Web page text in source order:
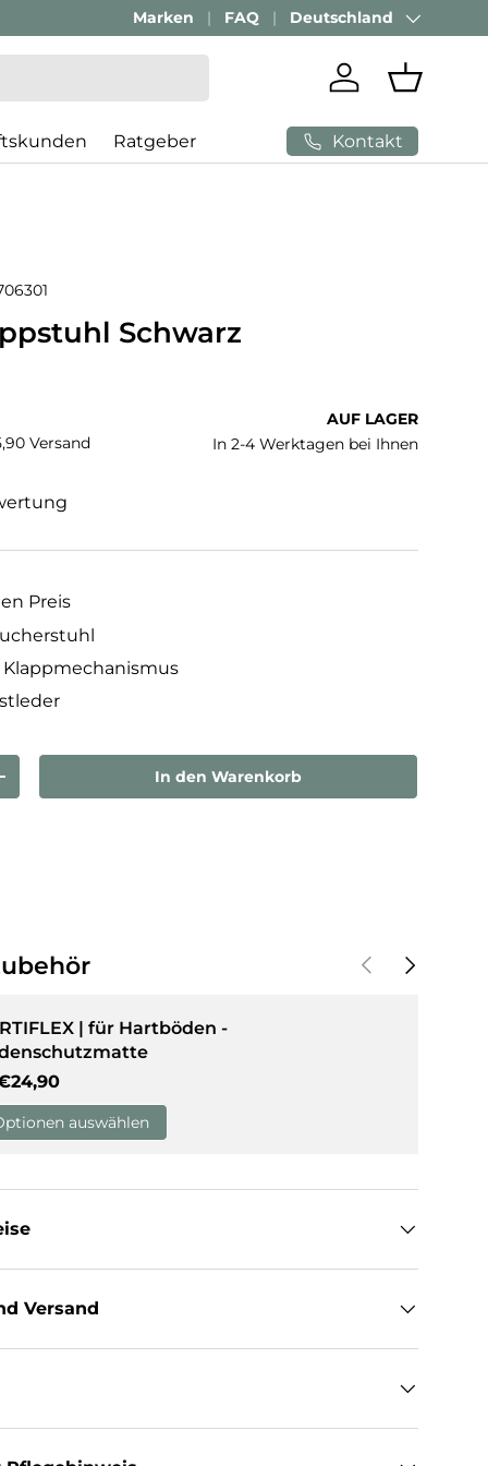
Passenden Bürostuhl finden mitAI-Beratung
Marken FAQ Land/Region
Deutschland
Einloggen
Ratgeber Kontakt
Schwarz
Versand
AUF LAGER
In 2-4 Werktagen bei Ihnen
Preis
erhöhen In den Warenkorb
VorherigeNächste
| für Hartböden -
Preis
auswählen
Versand